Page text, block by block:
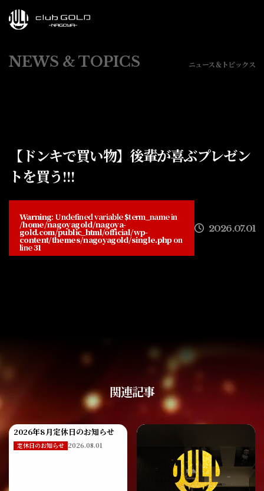
NEWS & TOPICS ニュース＆トピックス
【ドンキで買い物】後輩が喜ぶプレゼン
トを買う!!!
Warning: Undefined variable $term_name in
/home/nagoyagold/nagoya-
gold.com/public_html/official/wp-
content/themes/nagoyagold/single.phpon
line31
2026.07.01
関連記事
2026年8月定休日のお知らせ
定休日のお知らせ 2026.08.01